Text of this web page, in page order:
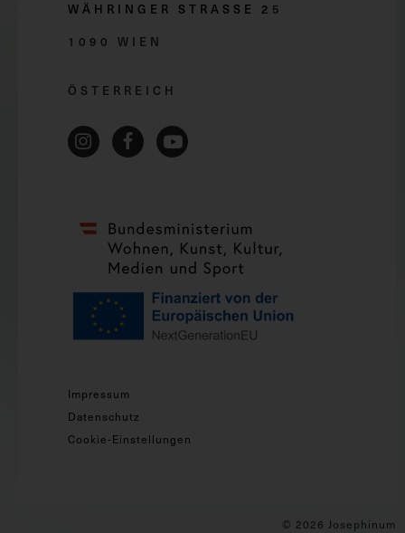
WÄHRINGER STRASSE 2 5
1090 WIEN
ÖSTERREICH
Impressum
Datenschutz
Cookie-Einstellungen
© 2026 Josephinum